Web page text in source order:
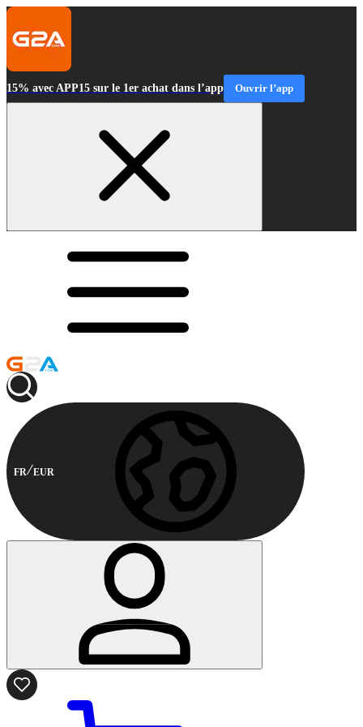
15% avec APP15 sur le 1er achat dans l’app Ouvrir l’app
FR EUR